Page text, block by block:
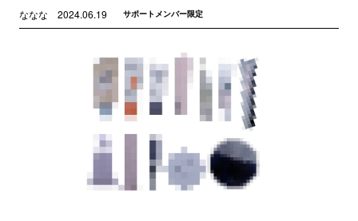
ななな 2024.06.19 サポートメンバー限定